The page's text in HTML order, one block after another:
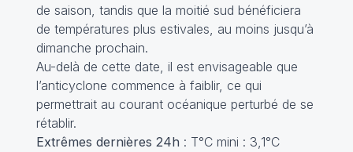
de saison, tandis que la moitié sud bénéficiera
de températures plus estivales, au moins jusqu’à
dimanche prochain.
Au-delà de cette date, il est envisageable que
l’anticyclone commence à faiblir, ce qui
permettrait au courant océanique perturbé de se
rétablir.
Extrêmes dernières 24h : T°C mini : 3,1°C